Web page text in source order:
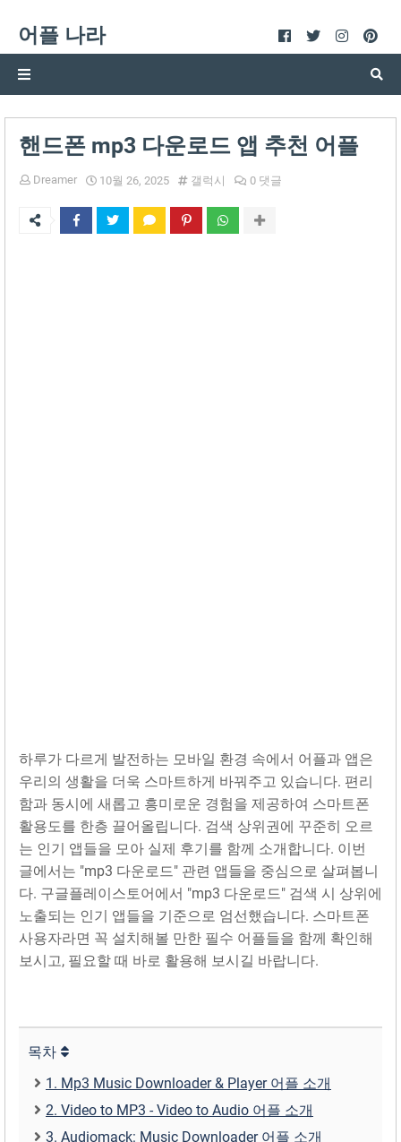
어플 나라
핸드폰 mp3 다운로드 앱 추천 어플
Dreamer 10월 26, 2025 갤럭시 0 댓글
하루가 다르게 발전하는 모바일 환경 속에서 어플과 앱은
우리의 생활을 더욱 스마트하게 바꿔주고 있습니다. 편리
함과 동시에 새롭고 흥미로운 경험을 제공하여 스마트폰
활용도를 한층 끌어올립니다. 검색 상위권에 꾸준히 오르
는 인기 앱들을 모아 실제 후기를 함께 소개합니다. 이번
글에서는 "mp3 다운로드" 관련 앱들을 중심으로 살펴봅니
다. 구글플레이스토어에서 "mp3 다운로드" 검색 시 상위에
노출되는 인기 앱들을 기준으로 엄선했습니다. 스마트폰
사용자라면 꼭 설치해볼 만한 필수 어플들을 함께 확인해
보시고, 필요할 때 바로 활용해 보시길 바랍니다.
목차
1. Mp3 Music Downloader & Player 어플 소개
2. Video to MP3 - Video to Audio 어플 소개
3. Audiomack: Music Downloader 어플 소개